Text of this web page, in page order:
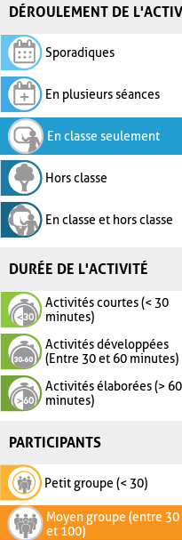
DÉROULEMENT DE
Sporadiques
En plusieurs séances
En classe seulement
Hors classe
En classe et hors classe
DURÉE DE L'ACTIVITÉ
Activités courtes (< 30
minutes)
Activités développées
(Entre 30 et 60 minutes)
Activités élaborées (> 60
minutes)
PARTICIPANTS
Petit groupe (< 30)
Moyen groupe (entre 30
et 100)